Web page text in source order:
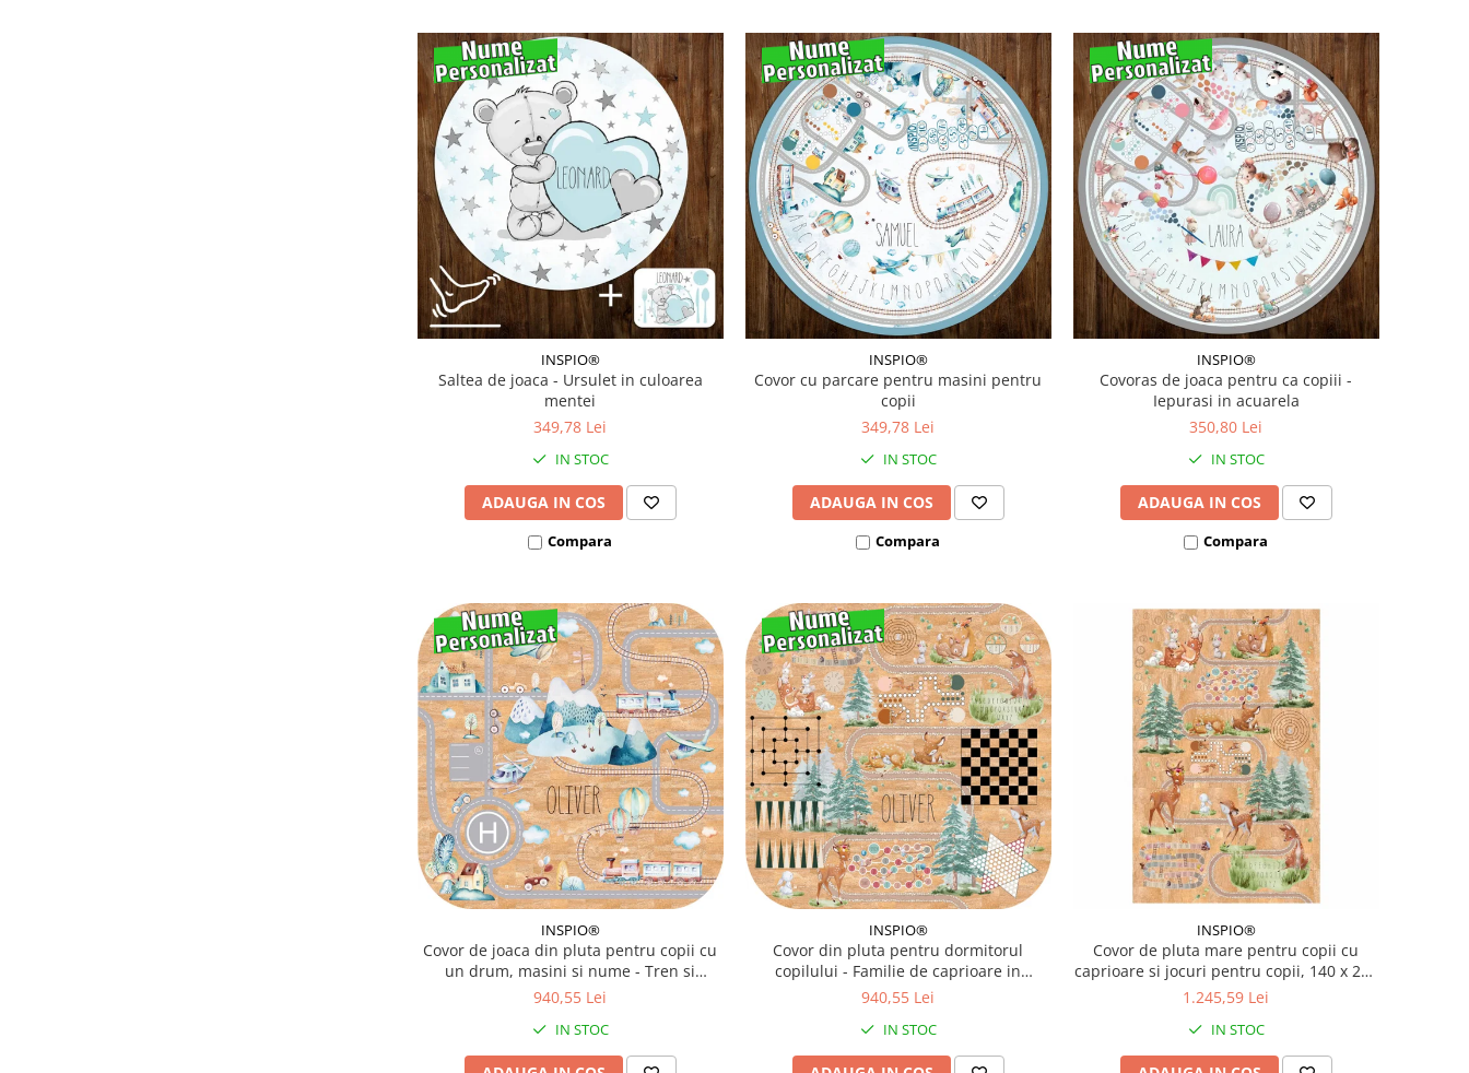
INSPIO®
Saltea de joaca - Ursulet in culoarea
mentei
349,78 Lei
IN STOC
ADAUGA IN COS
Compara
INSPIO®
Covor cu parcare pentru masini pentru
copii
349,78 Lei
IN STOC
ADAUGA IN COS
Compara
INSPIO®
Covoras de joaca pentru ca copiii -
Iepurasi in acuarela
350,80 Lei
IN STOC
ADAUGA IN COS
Compara
INSPIO®
Covor de joaca din pluta pentru copii cu
un drum, masini si nume - Tren si
avioane, 129 x 129 cm
940,55 Lei
IN STOC
INSPIO®
Covor din pluta pentru dormitorul
copilului - Familie de caprioare in
padure, 129 x 129 cm
940,55 Lei
IN STOC
INSPIO®
Covor de pluta mare pentru copii cu
caprioare si jocuri pentru copii, 140 x 220
cm
1.245,59 Lei
IN STOC